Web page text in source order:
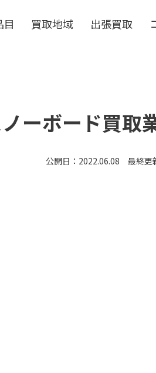
目 買取地域 出張買取
ーボード買取
公開日：2022.06.08 最終更